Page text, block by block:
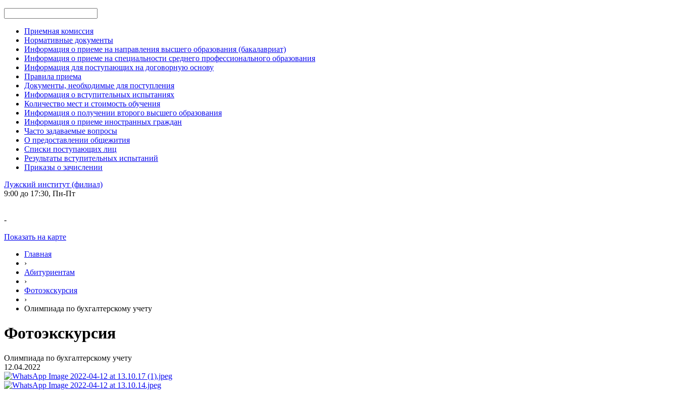
Приемная комиссия
Нормативные документы
Информация о приеме на направления высшего образования (бакалавриат)
Информация о приеме на специальности среднего профессионального образования
Информация для поступающих на договорную основу
Правила приема
Документы, необходимые для поступления
Информация о вступительных испытаниях
Количество мест и стоимость обучения
Информация о получении второго высшего образования
Информация о приеме иностранных граждан
Часто задаваемые вопросы
О предоставлении общежития
Списки поступающих лиц
Результаты вступительных испытаний
Приказы о зачислении
Лужский институт (филиал)
9:00 до 17:30, Пн-Пт
-
Показать на карте
Главная
›
Абитуриентам
›
Фотоэкскурсия
›
Олимпиада по бухгалтерскому учету
Фотоэкскурсия
Олимпиада по бухгалтерскому учету
12.04.2022